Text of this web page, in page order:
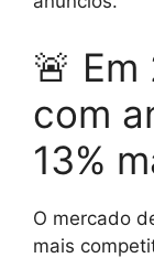
🚨
com
13%
O mercado
mais